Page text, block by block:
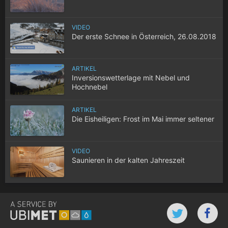
VIDEO
Der erste Schnee in Österreich, 26.08.2018
ARTIKEL
Inversionswetterlage mit Nebel und
Hochnebel
ARTIKEL
Die Eisheiligen: Frost im Mai immer seltener
VIDEO
Saunieren in der kalten Jahreszeit